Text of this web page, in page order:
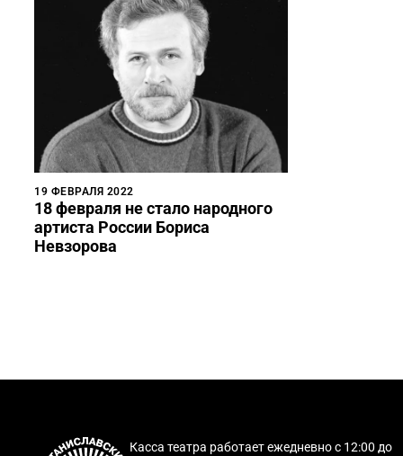
19 ФЕВРАЛЯ 2022
18 февраля не стало народного
артиста России Бориса
Невзорова
Касса театра работает ежедневно с 12:00 до